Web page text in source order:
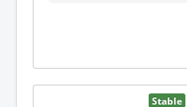
Stable